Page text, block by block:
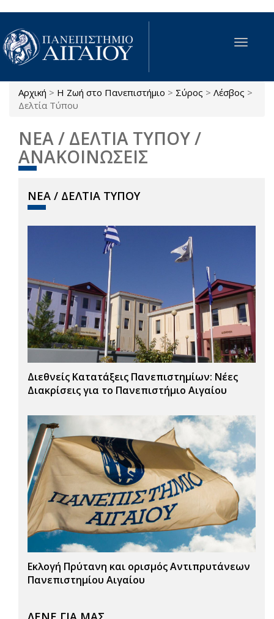
Παράκαμψη προς το κυρίως περιεχόμενο
Toggle
Είστε εδώ
Αρχική > Η Ζωή στο Πανεπιστήμιο > Σύρος > Λέσβος >
Δελτία Τύπου
ΝΕΑ / ΔΕΛΤΙΑ ΤΥΠΟΥ /
ΑΝΑΚΟΙΝΩΣΕΙΣ
ΝΕΑ / ΔΕΛΤΙΑ ΤΥΠΟΥ
Διεθνείς Κατατάξεις Πανεπιστημίων: Νέες
Διακρίσεις για το Πανεπιστήμιο Αιγαίου
Εκλογή Πρύτανη και ορισμός Αντιπρυτάνεων
Πανεπιστημίου Αιγαίου